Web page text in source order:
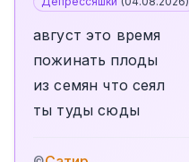
август это время
пожинать плоды
из семян что сеял
ты туды сюды